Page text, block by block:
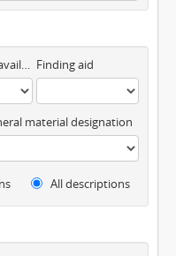
Digital object available Finding aid
material designation
All descriptions